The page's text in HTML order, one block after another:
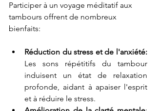
Participer à un voyage méditatif aux
tambours offrent de nombreux
bienfaits:
Réduction du stress et de l'anxiété:
Les sons répétitifs du tambour
induisent un état de relaxation
profonde, aidant à apaiser l'esprit
et à réduire le stress.